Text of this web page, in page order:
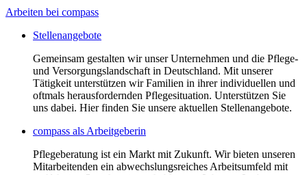
Arbeiten bei compass
Stellenangebote
Gemeinsam gestalten wir unser Unternehmen und die Pflege-
und Versorgungslandschaft in Deutschland. Mit unserer
Tätigkeit unterstützen wir Familien in ihrer individuellen und
oftmals herausfordernden Pflegesituation. Unterstützen Sie
uns dabei. Hier finden Sie unsere aktuellen Stellenangebote.
compass als Arbeitgeberin
Pflegeberatung ist ein Markt mit Zukunft. Wir bieten unseren
Mitarbeitenden ein abwechslungsreiches Arbeitsumfeld mit